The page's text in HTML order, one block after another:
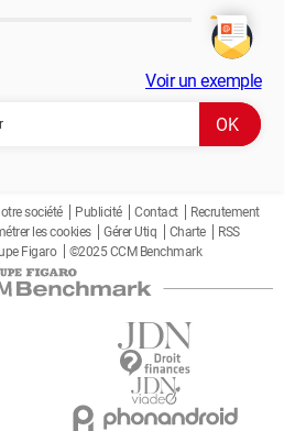
Voir un exemple
société Publicité Contact
Recrutement
les cookies Gérer Utiq Charte
RSS
Figaro ©2025 CCM Benchmark